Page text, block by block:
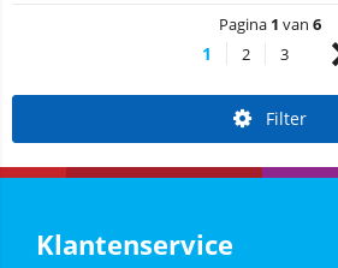
Pagina 1 van 6
1 2 3
Filter
Klantenservice